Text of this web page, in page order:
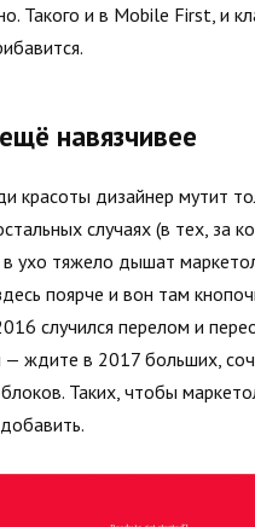
Такого и в Mobile First, и
навязчивее
красоты дизайнер мутит
случаях (в тех, за
в ухо тяжело дышат
поярче и вон там
случился перелом и
— ждите в 2017 больших,
Таких, чтобы